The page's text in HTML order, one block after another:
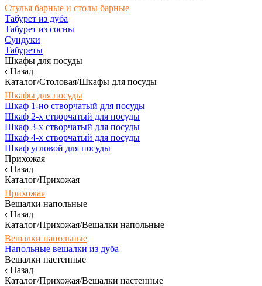
Стулья барные и столы барные
Табурет из дуба
Табурет из сосны
Сундуки
Табуреты
Шкафы для посуды
Назад
Каталог/Столовая/Шкафы для посуды
Шкафы для посуды
Шкаф 1-но створчатый для посуды
Шкаф 2-х створчатый для посуды
Шкаф 3-х створчатый для посуды
Шкаф 4-х створчатый для посуды
Шкаф угловой для посуды
Прихожая
Назад
Каталог/Прихожая
Прихожая
Вешалки напольные
Назад
Каталог/Прихожая/Вешалки напольные
Вешалки напольные
Напольные вешалки из дуба
Вешалки настенные
Назад
Каталог/Прихожая/Вешалки настенные